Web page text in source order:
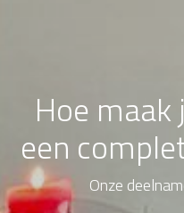
Hoe maak
een
Onze